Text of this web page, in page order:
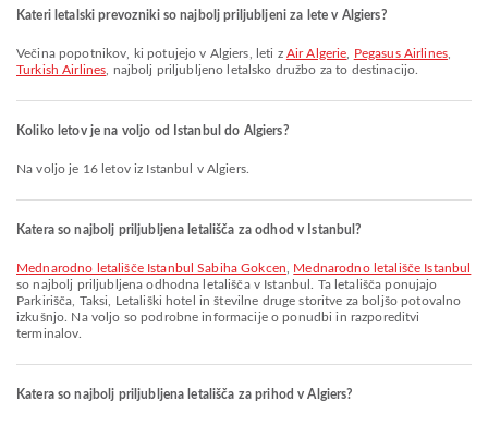
Kateri letalski prevozniki so najbolj priljubljeni za lete v Algiers?
Večina popotnikov, ki potujejo v Algiers, leti z Air Algerie Pegasus Airlines,
Turkish Airlines , najbolj priljubljeno letalsko družbo za to destinacijo.
Koliko letov je na voljo od Istanbul do Algiers?
Na voljo je 16 letov iz Istanbul v Algiers.
Katera so najbolj priljubljena letališča za odhod v Istanbul?
Mednarodno letališče Istanbul Sabiha Gokcen
Mednarodno letališče Istanbul
so najbolj priljubljena odhodna letališča v Istanbul. Ta letališča ponujajo
Parkirišča, Taksi, Letališki hotel in številne druge storitve za boljšo potovalno
izkušnjo. Na voljo so podrobne informacije o ponudbi in razporeditvi
terminalov.
Katera so najbolj priljubljena letališča za prihod v Algiers?